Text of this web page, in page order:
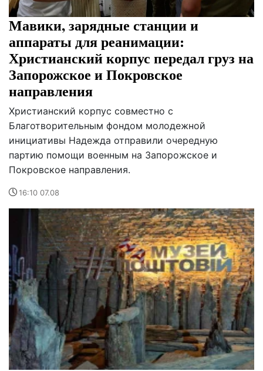
Мавики, зарядные станции и
аппараты для реанимации:
Христианский корпус передал груз на
Запорожское и Покровское
направления
Христианский корпус совместно с
Благотворительным фондом молодежной
инициативы Надежда отправили очередную
партию помощи военным на Запорожское и
Покровское направления.
16:10 07.08